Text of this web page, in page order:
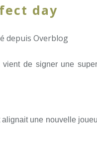
day
depuis Overblog
de signer une
une nouvelle